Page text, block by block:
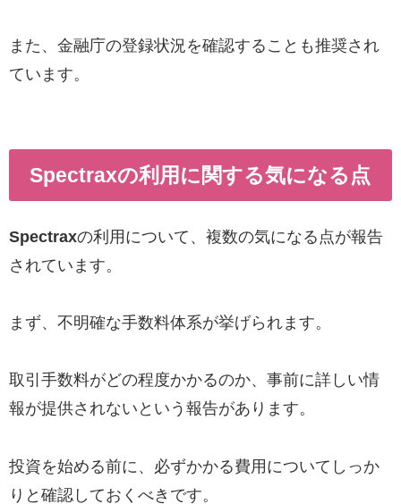
また、金融庁の登録状況を確認することも推奨され
ています。
Spectraxの利用に関する気になる点
Spectraxの利用について、複数の気になる点が報告
されています。
まず、不明確な手数料体系が挙げられます。
取引手数料がどの程度かかるのか、事前に詳しい情
報が提供されないという報告があります。
投資を始める前に、必ずかかる費用についてしっか
りと確認しておくべきです。